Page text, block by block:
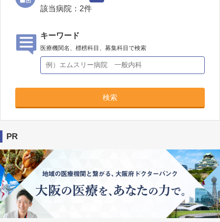
該当病院： 2件
キーワード
医療機関名、標榜科目、募集科目で検索
検索
PR